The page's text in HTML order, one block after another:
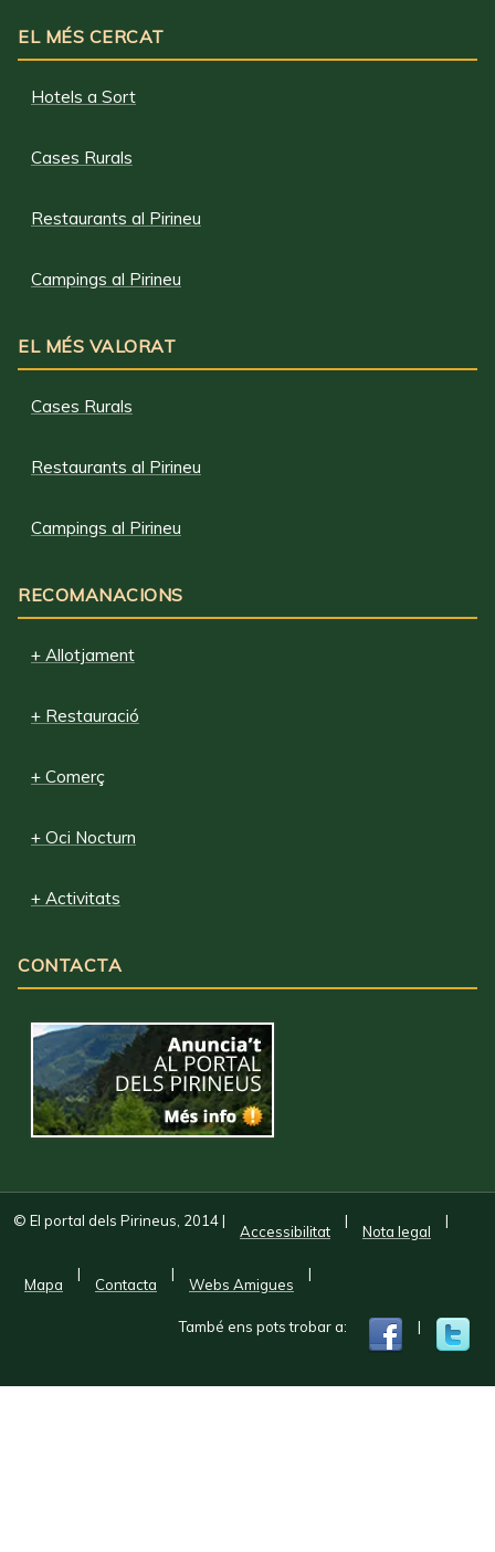
EL MÉS CERCAT
Hotels a Sort
Cases Rurals
Restaurants al Pirineu
Campings al Pirineu
EL MÉS VALORAT
Cases Rurals
Restaurants al Pirineu
Campings al Pirineu
RECOMANACIONS
+ Allotjament
+ Restauració
+ Comerç
+ Oci Nocturn
+ Activitats
CONTACTA
© El portal dels Pirineus, 2014|
Accessibilitat
|
Nota legal
|
Mapa
|
Contacta
|
Webs Amigues
|
També ens pots trobar a: |